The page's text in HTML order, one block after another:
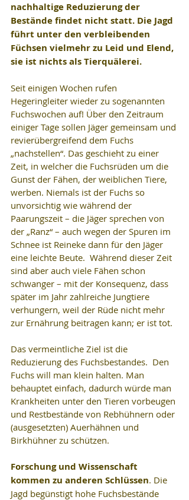
nachhaltige Reduzierung der
Bestände findet nicht statt. Die Jagd
führt unter den verbleibenden
Füchsen vielmehr zu Leid und Elend,
sie ist nichts als Tierquälerei.
Seit einigen Wochen rufen
Hegeringleiter wieder zu sogenannten
Fuchswochen auf! Über den Zeitraum
einiger Tage sollen Jäger gemeinsam und
revierübergreifend dem Fuchs
„nachstellen“. Das geschieht zu einer
Zeit, in welcher die Fuchsrüden um die
Gunst der Fähen, der weiblichen Tiere,
werben. Niemals ist der Fuchs so
unvorsichtig wie während der
Paarungszeit – die Jäger sprechen von
der „Ranz“ – auch wegen der Spuren im
Schnee ist Reineke dann für den Jäger
eine leichte Beute.  Während dieser Zeit
sind aber auch viele Fähen schon
schwanger – mit der Konsequenz, dass
später im Jahr zahlreiche Jungtiere
verhungern, weil der Rüde nicht mehr
zur Ernährung beitragen kann; er ist tot.
Das vermeintliche Ziel ist die
Reduzierung des Fuchsbestandes.  Den
Fuchs will man klein halten. Man
behauptet einfach, dadurch würde man
Krankheiten unter den Tieren vorbeugen
und Restbestände von Rebhühnern oder
(ausgesetzten) Auerhähnen und
Birkhühner zu schützen.
Forschung und Wissenschaft
kommen zu anderen Schlüssen. Die
Jagd begünstigt hohe Fuchsbestände